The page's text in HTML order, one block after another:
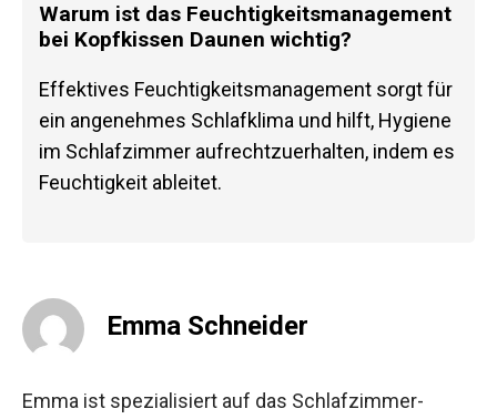
Warum ist das Feuchtigkeitsmanagement
bei Kopfkissen Daunen wichtig?
Effektives Feuchtigkeitsmanagement sorgt für
ein angenehmes Schlafklima und hilft, Hygiene
im Schlafzimmer aufrechtzuerhalten, indem es
Feuchtigkeit ableitet.
Emma Schneider
Emma ist spezialisiert auf das Schlafzimmer-